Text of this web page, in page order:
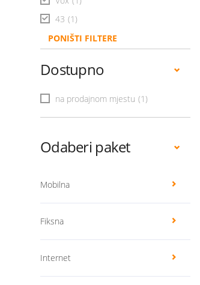
43 (1)
PONIŠTI FILTERE
Dostupno
na prodajnom mjestu (1)
Odaberi paket
Mobilna
Fiksna
Internet